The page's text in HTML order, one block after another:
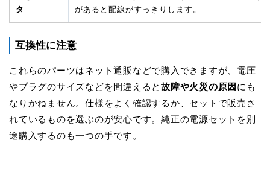
タ
があると配線がすっきりします。
互換性に注意
これらのパーツはネット通販などで購入できますが、電圧
やプラグのサイズなどを間違えると故障や火災の原因 にも
なりかねません。仕様をよく確認するか、セットで販売さ
れているものを選ぶのが安心です。純正の電源セットを別
途購入するのも一つの手です。